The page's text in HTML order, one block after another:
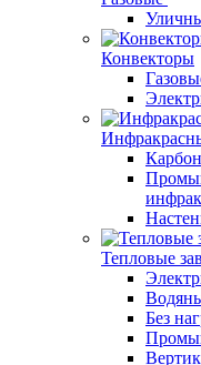
Конвекторы
Тепловые
Без